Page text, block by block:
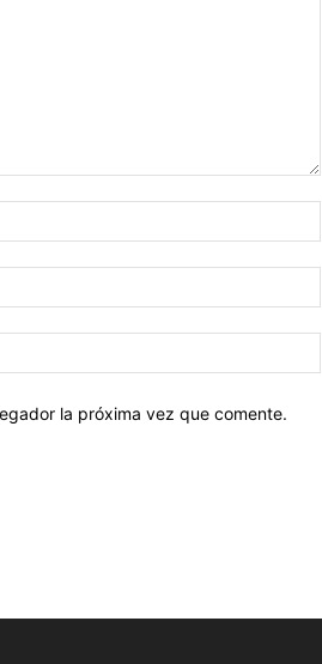
la próxima vez que comente.